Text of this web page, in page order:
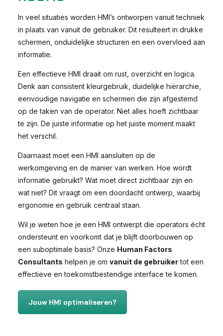
In veel situaties worden HMI’s ontworpen vanuit techniek
in plaats van vanuit de gebruiker. Dit resulteert in drukke
schermen, onduidelijke structuren en een overvloed aan
informatie.
Een effectieve HMI draait om rust, overzicht en logica.
Denk aan consistent kleurgebruik, duidelijke hiërarchie,
eenvoudige navigatie en schermen die zijn afgestemd
op de taken van de operator. Niet alles hoeft zichtbaar
te zijn. De juiste informatie op het juiste moment maakt
het verschil.
Daarnaast moet een HMI aansluiten op de
werkomgeving en de manier van werken. Hoe wordt
informatie gebruikt? Wat moet direct zichtbaar zijn en
wat niet? Dit vraagt om een doordacht ontwerp, waarbij
ergonomie en gebruik centraal staan.
Wil je weten hoe je een HMI ontwerpt die operators écht
ondersteunt en voorkomt dat je blijft doorbouwen op
een suboptimale basis? Onze Human Factors
Consultants helpen je om vanuit de gebruikertot een
effectieve en toekomstbestendige interface te komen.
Jouw HMI optimaliseren?